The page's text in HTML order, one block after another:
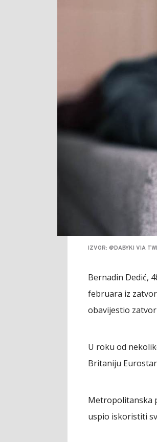
IZVOR: @DABYKI VIA
Bernadin Dedić,
februara iz
obavijestio
U roku od
Britaniju
Metropolitanska
uspio iskoristiti